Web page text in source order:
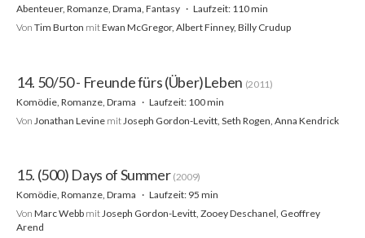
Abenteuer, Romanze, Drama, Fantasy
Laufzeit: 110 min
Von Tim Burton mitEwan McGregor, Albert Finney, Billy Crudup
14. 50/50 - Freunde fürs (Über)Leben (2011)
Komödie, Romanze, Drama
Laufzeit: 100 min
Von Jonathan Levine mit Joseph Gordon-Levitt, Seth Rogen, Anna Kendrick
15. (500) Days of Summer (2009)
Komödie, Romanze, Drama
Laufzeit: 95 min
Von Marc Webb mitJoseph Gordon-Levitt, Zooey Deschanel, Geoffrey
Arend